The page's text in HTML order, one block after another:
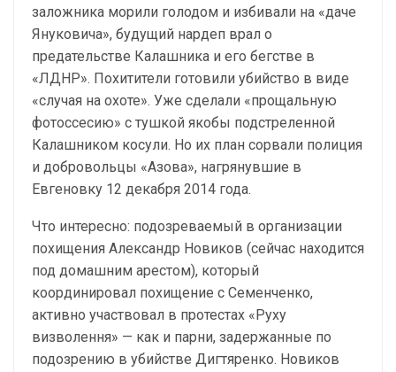
заложника морили голодом и избивали на «даче
Януковича», будущий нардеп врал о
предательстве Калашника и его бегстве в
«ЛДНР». Похитители готовили убийство в виде
«случая на охоте». Уже сделали «прощальную
фотоссесию» с тушкой якобы подстреленной
Калашником косули. Но их план сорвали полиция
и добровольцы «Азова», нагрянувшие в
Евгеновку 12 декабря 2014 года.
Что интересно: подозреваемый в организации
похищения Александр Новиков (сейчас находится
под домашним арестом), который
координировал похищение с Семенченко,
активно участвовал в протестах «Руху
визволення» — как и парни, задержанные по
подозрению в убийстве Дигтяренко. Новиков